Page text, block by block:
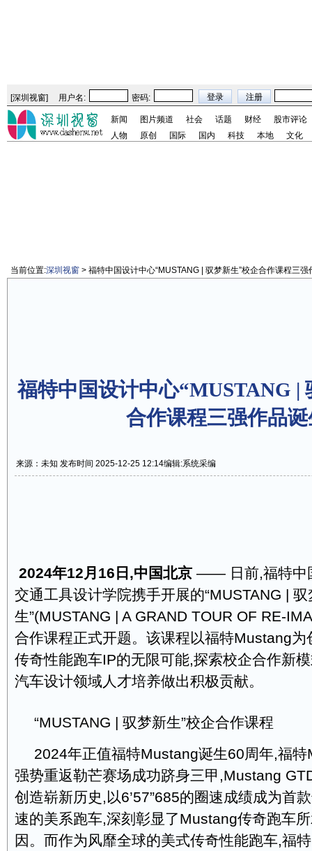
[深圳视窗] 用户名: 密码:
新闻 图片频道 社会 话题 财经
股市评论
人物
原创 国际 国内 科技 本地 文化
当前位置:深圳视窗 > 福特中国设计中心“MUSTANG | 驭梦新生”校企合作课程三强
福特中国设计中心“MUSTANG |
合作课程三强作品
来源：未知 发布时间 2025-12-25 12:14编辑:系统采编
2024年12月 16 日,中国北京 —— 日前,福特中
交通工具设计学院携手开展的“MUSTANG | 驭
生”(MUSTANG | A GRAND TOUR OF RE-
合作课程正式开题。该课程以福特Mustang为
传奇性能跑车IP的无限可能,探索校企合作新
汽车设计领域人才培养做出积极贡献。
“MUSTANG | 驭梦新生”校企合作课程
2024年正值福特Mustang诞生60周年,福
强势重返勒芒赛场成功跻身三甲,Mustang
创造崭新历史,以6’57”685的圈速成绩成为首
速的美系跑车,深刻彰显了Mustang传奇跑车
因。而作为风靡全球的美式传奇性能跑车,福